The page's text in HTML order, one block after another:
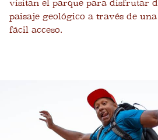
visitan el parque para disfrutar
paisaje geológico a través de
fácil acceso.